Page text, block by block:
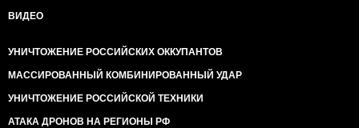
ВИДЕО
УНИЧТОЖЕНИЕ РОССИЙСКИХ ОККУПАНТОВ
МАССИРОВАННЫЙ КОМБИНИРОВАННЫЙ УДАР
УНИЧТОЖЕНИЕ РОССИЙСКОЙ ТЕХНИКИ
АТАКА ДРОНОВ НА РЕГИОНЫ РФ